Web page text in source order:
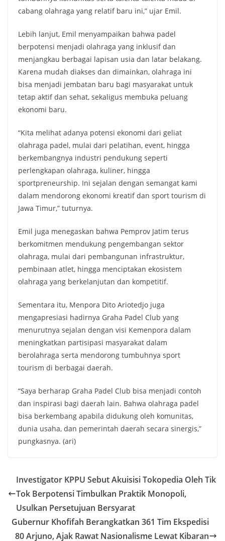
cabang olahraga yang relatif baru ini,” ujar Emil.
Lebih lanjut, Emil menyampaikan bahwa padel
berpotensi menjadi olahraga yang inklusif dan
menjangkau berbagai lapisan usia dan latar belakang.
Karena mudah diakses dan dimainkan, olahraga ini
bisa menjadi jembatan baru bagi masyarakat untuk
tetap aktif dan sehat, sekaligus membuka peluang
ekonomi baru.
“Kita melihat adanya potensi ekonomi dari geliat
olahraga padel, mulai dari pelatihan, event, hingga
berkembangnya industri pendukung seperti
perlengkapan olahraga, kuliner, hingga
sportpreneurship. Ini sejalan dengan semangat kami
dalam mendorong ekonomi kreatif dan sport tourism di
Jawa Timur,” tuturnya.
Emil juga menegaskan bahwa Pemprov Jatim terus
berkomitmen mendukung pengembangan sektor
olahraga, mulai dari pembangunan infrastruktur,
pembinaan atlet, hingga menciptakan ekosistem
olahraga yang berkelanjutan dan kompetitif.
Sementara itu, Menpora Dito Ariotedjo juga
mengapresiasi hadirnya Graha Padel Club yang
menurutnya sejalan dengan visi Kemenpora dalam
meningkatkan partisipasi masyarakat dalam
berolahraga serta mendorong tumbuhnya sport
tourism di berbagai daerah.
“Saya berharap Graha Padel Club bisa menjadi contoh
dan inspirasi bagi daerah lain. Bahwa olahraga padel
bisa berkembang apabila didukung oleh komunitas,
dunia usaha, dan pemerintah daerah secara sinergis,”
pungkasnya. (ari)
Investigator KPPU Sebut Akuisisi Tokopedia Oleh Tik
Tok Berpotensi Timbulkan Praktik Monopoli,
Usulkan Persetujuan Bersyarat
Gubernur Khofifah Berangkatkan 361 Tim Ekspedisi
80 Arjuno, Ajak Rawat Nasionalisme Lewat Kibaran